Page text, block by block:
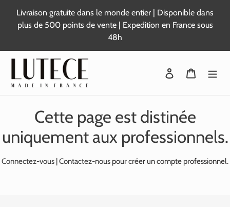
contenu
Livraison gratuite dans le monde entier | Disponible dans
plus de 500 points de vente | Expedition en France sous
48h
Se connecter
Panier
Cette page est distinée
uniquement aux professionnels.
Connectez-vous Contactez-nous pour créer un compte professionnel.